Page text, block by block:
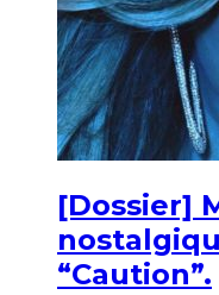
[Dossier]
“Caution”.